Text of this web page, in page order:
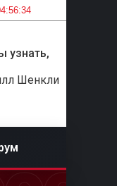
узнать,
Шенкли